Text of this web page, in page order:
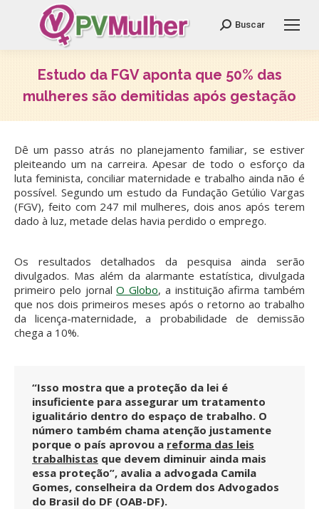
Search:
Buscar
Estudo da FGV aponta que 50% das
mulheres são demitidas após gestação
Dê um passo atrás no planejamento familiar, se estiver
pleiteando um na carreira. Apesar de todo o esforço da
luta feminista, conciliar maternidade e trabalho ainda não é
possível. Segundo um estudo da Fundação Getúlio Vargas
(FGV), feito com 247 mil mulheres, dois anos após terem
dado à luz, metade delas havia perdido o emprego.
Os resultados detalhados da pesquisa ainda serão
divulgados. Mas além da alarmante estatística, divulgada
primeiro pelo jornalO Globo, a instituição afirma também
que nos dois primeiros meses após o retorno ao trabalho
da licença-maternidade, a probabilidade de demissão
chega a 10%.
“Isso mostra que a proteção da lei é
insuficiente para assegurar um tratamento
igualitário dentro do espaço de trabalho. O
número também chama atenção justamente
porque o país aprovou a reforma das leis
trabalhistas que devem diminuir ainda mais
essa proteção”, avalia a advogada Camila
Gomes, conselheira da Ordem dos Advogados
do Brasil do DF (OAB-DF).